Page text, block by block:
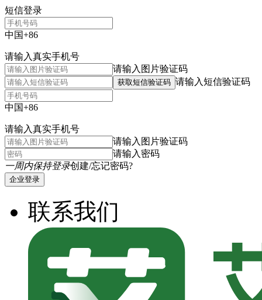
短信登录
中国+86
请输入真实手机号
请输入图片验证码
获取短信验证码 请输入短信验证码
中国+86
请输入真实手机号
请输入图片验证码
请输入密码
一周内保持登录创建/忘记密码?
企业登录
联系我们